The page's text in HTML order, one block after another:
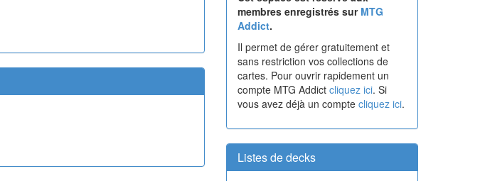
membres enregistrés sur MTG
Addict.
Il permet de gérer gratuitement et
sans restriction vos collections de
cartes. Pour ouvrir rapidement un
compte MTG Addict cliquez ici. Si
vous avez déjà un compte cliquez ici.
Listes de decks